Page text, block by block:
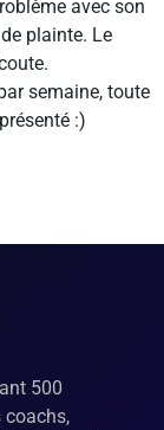
avec son
plainte. Le
semaine, toute
:)
500
coachs,